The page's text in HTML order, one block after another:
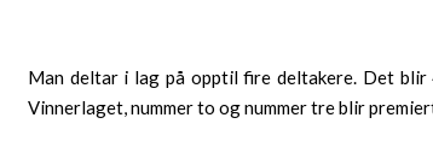
Man deltar i lag på opptil fire deltakere. Det
Vinnerlaget, nummer to og nummer tre blir